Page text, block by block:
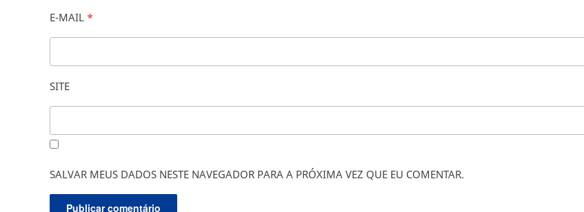
E-MAIL *
SITE
SALVAR MEUS DADOS NESTE NAVEGADOR PARA A PRÓXIMA VEZ QUE EU COMENTAR.